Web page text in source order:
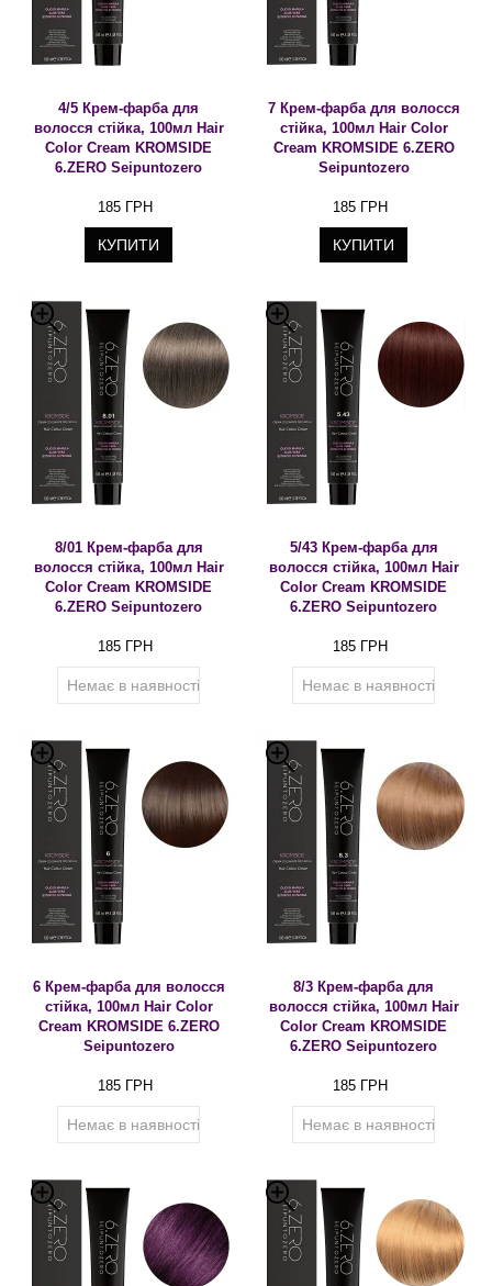
4/5 Крем-фарба для
волосся стійка, 100мл Hair
Color Cream KROMSIDE
6.ZERO Seipuntozero
185 ГРН
КУПИТИ
7 Крем-фарба для волосся
стійка, 100мл Hair Color
Cream KROMSIDE 6.ZERO
Seipuntozero
185 ГРН
КУПИТИ
8/01 Крем-фарба для
волосся стійка, 100мл Hair
Color Cream KROMSIDE
6.ZERO Seipuntozero
185 ГРН
Немає в наявності
5/43 Крем-фарба для
волосся стійка, 100мл Hair
Color Cream KROMSIDE
6.ZERO Seipuntozero
185 ГРН
Немає в наявності
6 Крем-фарба для волосся
стійка, 100мл Hair Color
Cream KROMSIDE 6.ZERO
Seipuntozero
185 ГРН
Немає в наявності
8/3 Крем-фарба для
волосся стійка, 100мл Hair
Color Cream KROMSIDE
6.ZERO Seipuntozero
185 ГРН
Немає в наявності